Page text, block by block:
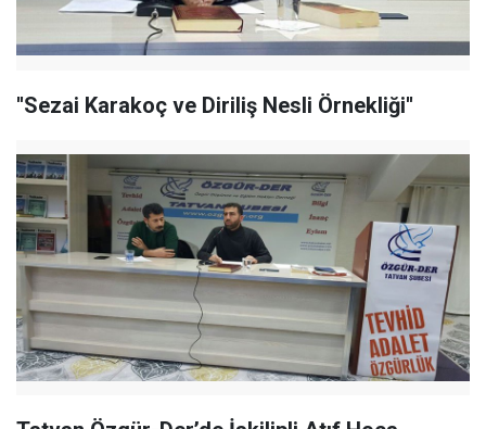
''Sezai Karakoç ve Diriliş Nesli Örnekliği''